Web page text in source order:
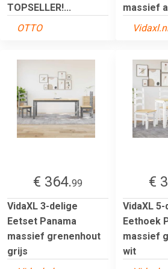
TOPSELLER!...
OTTO
massief
€ 364.99
VidaXL 3-delige
Eetset Panama
massief grenenhout
grijs
€
VidaXL
Eethoek
massief
wit